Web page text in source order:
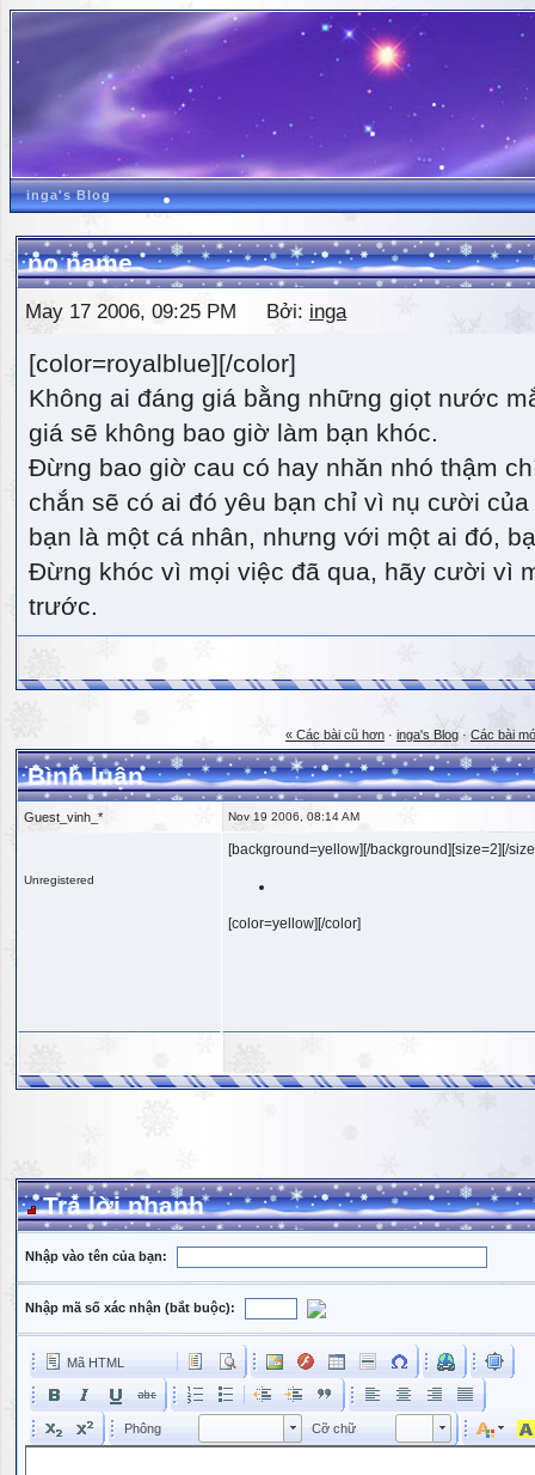
inga's Blog
no name
May 17 2006, 09:25 PM Bởi: inga
[color=royalblue][/color]
Không ai đáng giá bằng những giọt nước
giá sẽ không bao giờ làm bạn khóc.
Đừng bao giờ cau có hay nhăn nhó thậm
chắn sẽ có ai đó yêu bạn chỉ vì nụ cười
bạn là một cá nhân, nhưng với một ai đó,
Đừng khóc vì mọi việc đã qua, hãy cười vì
trước.
« Các bài cũ hơn · inga's Blog · Các bài
Bình luận
Guest_vinh_* Nov 19 2006, 08:14 AM
Unregistered
[background=yellow][/background][size=2][/
[color=yellow][/color]
Trả lời nhanh
Nhập vào tên của bạn:
Nhập mã số xác nhận (bắt buộc):
Mã HTML
Phông Phông Cỡ chữ Kích cỡ phông